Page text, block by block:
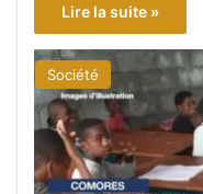
Lire la suite »
Société